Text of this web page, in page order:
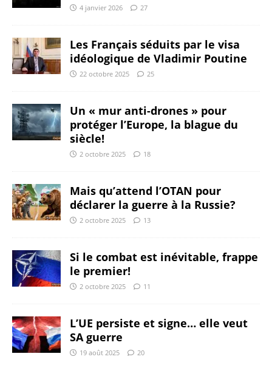
4 janvier 2026 27
Les Français séduits par le visa
idéologique de Vladimir Poutine
22 octobre 2025 25
Un « mur anti-drones » pour
protéger l’Europe, la blague du
siècle!
2 octobre 2025 18
Mais qu’attend l’OTAN pour
déclarer la guerre à la Russie?
2 octobre 2025 13
Si le combat est inévitable, frappe
le premier!
2 octobre 2025 11
L’UE persiste et signe… elle veut
SA guerre
19 août 2025 20